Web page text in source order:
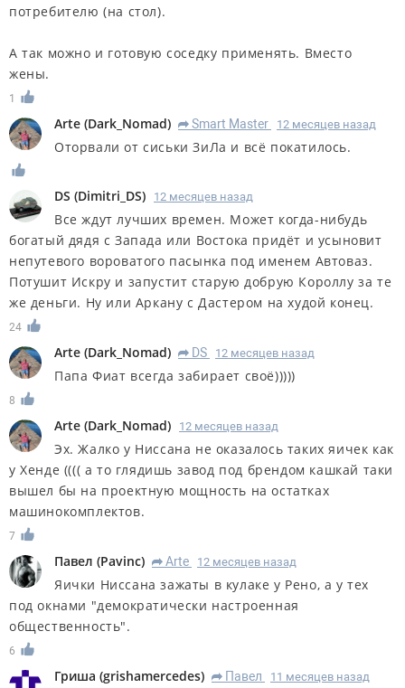
потребителю (на стол).
А так можно и готовую соседку применять. Вместо
жены.
1
Arte (Dark_Nomad) R Smart Master 12 месяцев назад
Оторвали от сиськи ЗиЛа и всё покатилось.
DS (Dimitri_DS) 12 месяцев назад
Все ждут лучших времен. Может когда-нибудь
богатый дядя с Запада или Востока придёт и усыновит
непутевого вороватого пасынка под именем Автоваз.
Потушит Искру и запустит старую добрую Короллу за те
же деньги. Ну или Аркану с Дастером на худой конец.
24
Arte (Dark_Nomad) R DS 12 месяцев назад
Папа Фиат всегда забирает своё)))))
8
Arte (Dark_Nomad) 12 месяцев назад
Эх. Жалко у Ниссана не оказалось таких яичек как
у Хенде (((( а то глядишь завод под брендом кашкай таки
вышел бы на проектную мощность на остатках
машинокомплектов.
7
Павел (Pavinc) R Arte 12 месяцев назад
Яички Ниссана зажаты в кулаке у Рено, а у тех
под окнами "демократически настроенная
общественность".
6
Гриша (grishamercedes) R Павел 11 месяцев назад